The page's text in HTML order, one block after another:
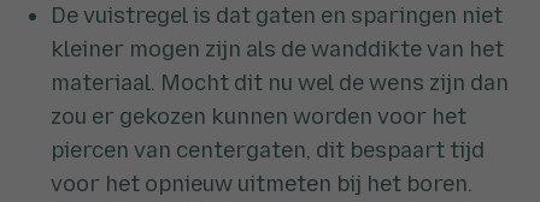
De vuistregel is dat gaten en sparingen niet
kleiner mogen zijn als de wanddikte van het
materiaal. Mocht dit nu wel de wens zijn dan
zou er gekozen kunnen worden voor het
piercen van centergaten, dit bespaart tijd
voor het opnieuw uitmeten bij het boren.